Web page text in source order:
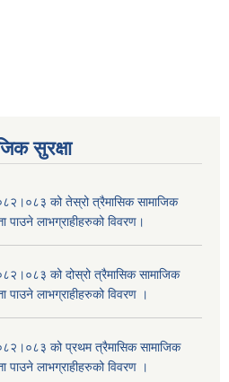
सुरक्षा
को तेस्रो त्रैमासिक सामाजिक
पाउने लाभग्राहीहरुको विवरण।
को दोस्रो त्रैमासिक सामाजिक
पाउने लाभग्राहीहरुको विवरण ।
को प्रथम त्रैमासिक सामाजिक
पाउने लाभग्राहीहरुको विवरण ।